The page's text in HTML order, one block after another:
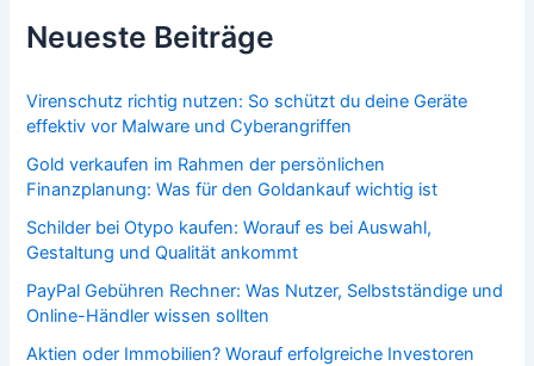
Neueste Beiträge
Virenschutz richtig nutzen: So schützt du deine Geräte
effektiv vor Malware und Cyberangriffen
Gold verkaufen im Rahmen der persönlichen
Finanzplanung: Was für den Goldankauf wichtig ist
Schilder bei Otypo kaufen: Worauf es bei Auswahl,
Gestaltung und Qualität ankommt
PayPal Gebühren Rechner: Was Nutzer, Selbstständige und
Online-Händler wissen sollten
Aktien oder Immobilien? Worauf erfolgreiche Investoren